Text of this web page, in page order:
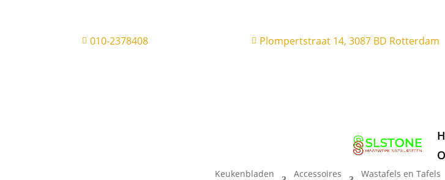
 010-2378408  Plompertstraat 14, 3087 BD Rotterdam
Keukenbladen Accessoires Wastafels en Tafels